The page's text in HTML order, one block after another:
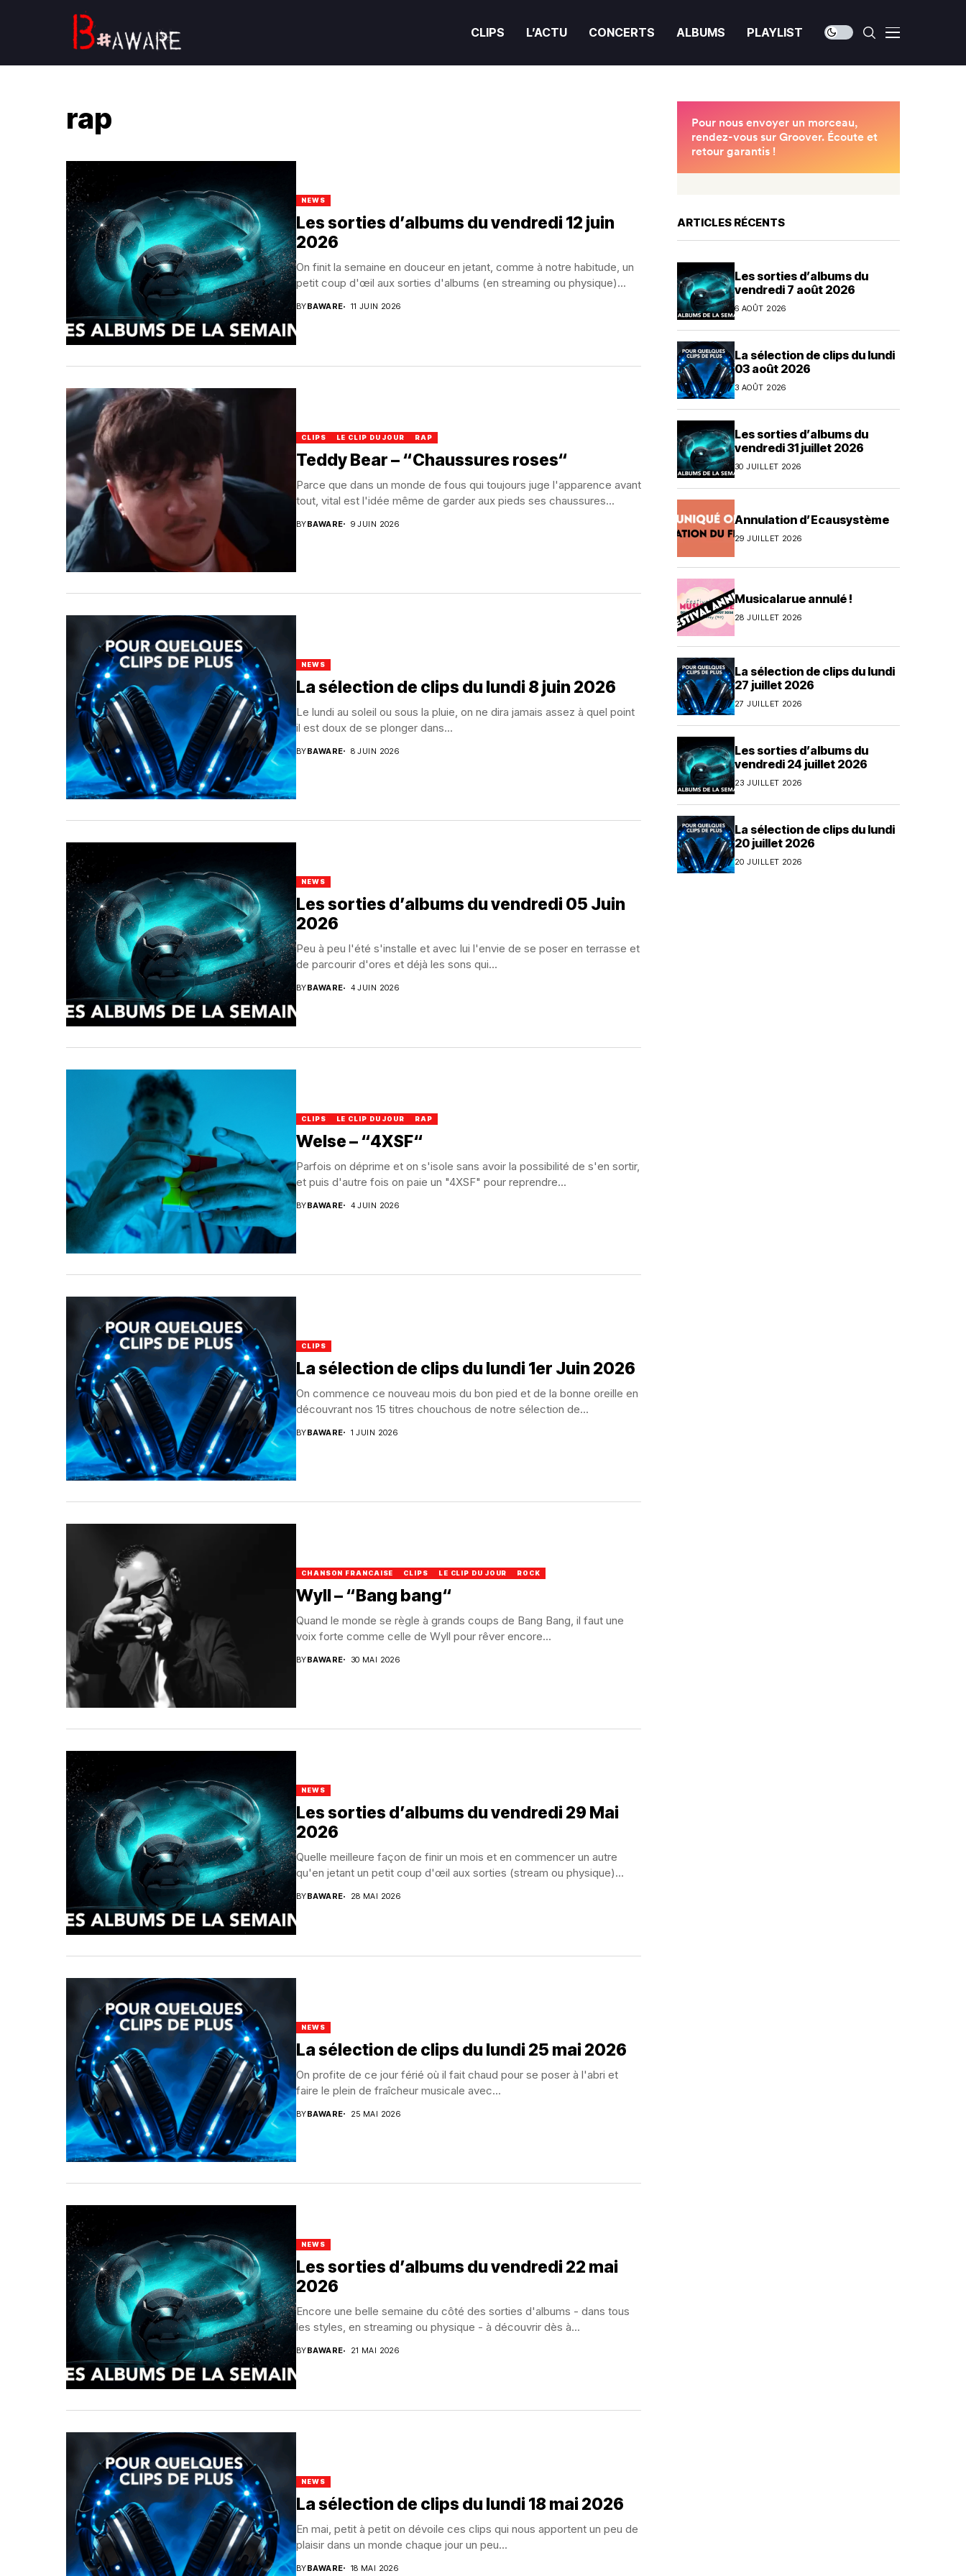
CLIPS L’ACTU CONCERTS ALBUMS PLAYLIST
rap
NEWS
Les sorties d’albums du vendredi 12 juin
2026
On finit la semaine en douceur en jetant, comme à notre habitude, un
petit coup d'œil aux sorties d'albums (en streaming ou physique)...
BYBAWARE 11 JUIN 2026
CLIPS LE CLIP DU JOUR RAP
Teddy Bear – “Chaussures roses“
Parce que dans un monde de fous qui toujours juge l'apparence avant
tout, vital est l'idée même de garder aux pieds ses chaussures...
BYBAWARE 9 JUIN 2026
NEWS
La sélection de clips du lundi 8 juin 2026
Le lundi au soleil ou sous la pluie, on ne dira jamais assez à quel point
il est doux de se plonger dans...
BYBAWARE 8 JUIN 2026
NEWS
Les sorties d’albums du vendredi 05 Juin
2026
Peu à peu l'été s'installe et avec lui l'envie de se poser en terrasse et
de parcourir d'ores et déjà les sons qui...
BYBAWARE 4 JUIN 2026
CLIPS LE CLIP DU JOUR RAP
Welse – “4XSF“
Parfois on déprime et on s'isole sans avoir la possibilité de s'en sortir,
et puis d'autre fois on paie un "4XSF" pour reprendre...
BYBAWARE 4 JUIN 2026
CLIPS
La sélection de clips du lundi 1er Juin 2026
On commence ce nouveau mois du bon pied et de la bonne oreille en
découvrant nos 15 titres chouchous de notre sélection de...
BYBAWARE 1 JUIN 2026
CHANSON FRANCAISE CLIPS LE CLIP DU JOUR ROCK
Wyll – “Bang bang“
Quand le monde se règle à grands coups de Bang Bang, il faut une
voix forte comme celle de Wyll pour rêver encore...
BYBAWARE 30 MAI 2026
NEWS
Les sorties d’albums du vendredi 29 Mai
2026
Quelle meilleure façon de finir un mois et en commencer un autre
qu'en jetant un petit coup d'œil aux sorties (stream ou physique)...
BYBAWARE 28 MAI 2026
NEWS
La sélection de clips du lundi 25 mai 2026
On profite de ce jour férié où il fait chaud pour se poser à l'abri et
faire le plein de fraîcheur musicale avec...
BYBAWARE 25 MAI 2026
NEWS
Les sorties d’albums du vendredi 22 mai
2026
Encore une belle semaine du côté des sorties d'albums - dans tous
les styles, en streaming ou physique - à découvrir dès à...
BYBAWARE 21 MAI 2026
NEWS
La sélection de clips du lundi 18 mai 2026
En mai, petit à petit on dévoile ces clips qui nous apportent un peu de
plaisir dans un monde chaque jour un peu...
BYBAWARE 18 MAI 2026
ARTICLES RÉCENTS
Les sorties d’albums du
vendredi 7 août 2026
6 AOÛT 2026
La sélection de clips du lundi
03 août 2026
3 AOÛT 2026
Les sorties d’albums du
vendredi 31 juillet 2026
30 JUILLET 2026
Annulation d’Ecausystème
29 JUILLET 2026
Musicalarue annulé !
28 JUILLET 2026
La sélection de clips du lundi
27 juillet 2026
27 JUILLET 2026
Les sorties d’albums du
vendredi 24 juillet 2026
23 JUILLET 2026
La sélection de clips du lundi
20 juillet 2026
20 JUILLET 2026